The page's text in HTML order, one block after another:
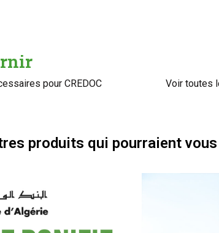
pour CREDOC Voir toutes
produits qui pourraient